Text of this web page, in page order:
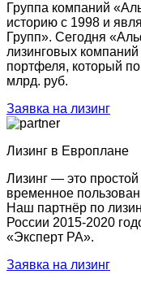
Группа компаний
историю с 1998 и
Групп». Сегодня
лизинговых
портфеля, который
млрд. руб.
Заявка на лизинг
Лизинг в Европлане
Лизинг — это
временное
Наш партнёр по
России 2015-2020
«Эксперт РА».
Заявка на лизинг